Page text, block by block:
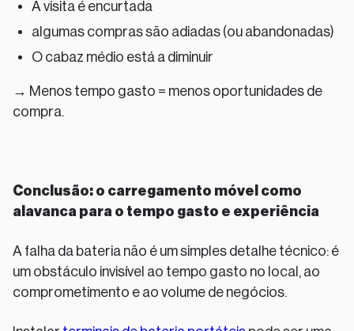
A visita é encurtada
algumas compras são adiadas (ou abandonadas)
O cabaz médio está a diminuir
→ Menos tempo gasto = menos oportunidades de
compra.
Conclusão: o carregamento móvel como
alavanca para o tempo gasto e experiência
A falha da bateria não é um simples detalhe técnico: é
um obstáculo invisível ao tempo gasto no local, ao
comprometimento e ao volume de negócios.